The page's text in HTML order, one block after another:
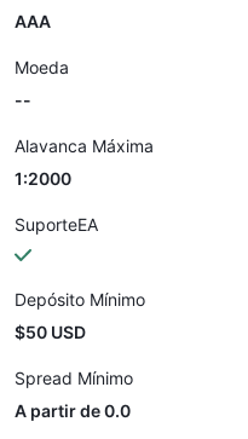
AAA
Moeda
--
Alavanca Máxima
1:2000
SuporteEA
Depósito Mínimo
$50 USD
Spread Mínimo
A partir de 0.0